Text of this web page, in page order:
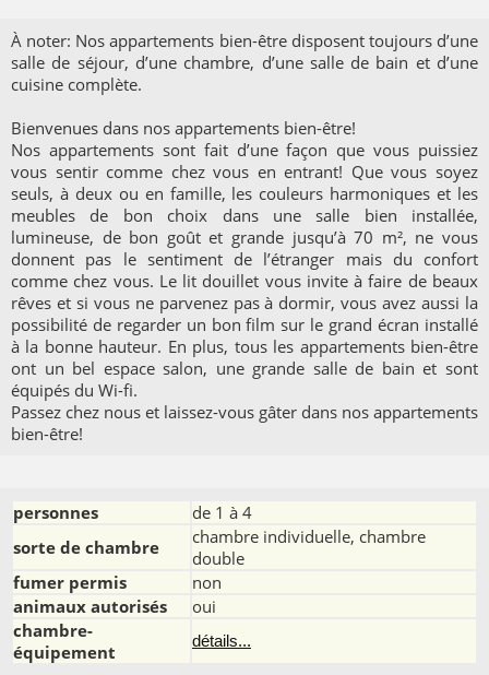
À noter: Nos appartements bien-être disposent toujours d’une
salle de séjour, d’une chambre, d’une salle de bain et d’une
cuisine complète.
Bienvenues dans nos appartements bien-être!
Nos appartements sont fait d’une façon que vous puissiez
vous sentir comme chez vous en entrant! Que vous soyez
seuls, à deux ou en famille, les couleurs harmoniques et les
meubles de bon choix dans une salle bien installée,
lumineuse, de bon goût et grande jusqu’à 70 m², ne vous
donnent pas le sentiment de l’étranger mais du confort
comme chez vous. Le lit douillet vous invite à faire de beaux
rêves et si vous ne parvenez pas à dormir, vous avez aussi la
possibilité de regarder un bon film sur le grand écran installé
à la bonne hauteur. En plus, tous les appartements bien-être
ont un bel espace salon, une grande salle de bain et sont
équipés du Wi-fi.
Passez chez nous et laissez-vous gâter dans nos appartements
bien-être!
personnes
de 1 à 4
sorte de chambre
chambre individuelle, chambre
double
fumer permis
non
animaux autorisés
oui
chambre-
équipement
détails...